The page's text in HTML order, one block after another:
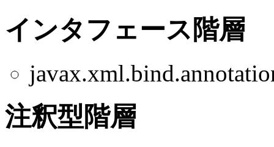
インタフェース階層
注釈型階層